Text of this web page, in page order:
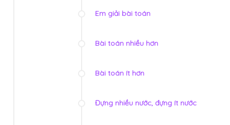
Em giải bài toán
Bài toán nhiều hơn
Bài toán ít hơn
Đựng nhiều nước, đựng ít nước